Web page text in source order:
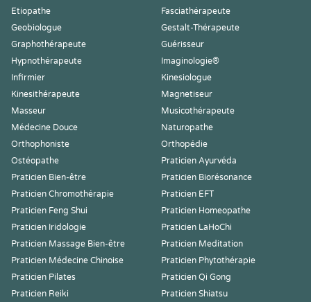
Etiopathe
Fasciathérapeute
Geobiologue
Gestalt-Thérapeute
Graphothérapeute
Guérisseur
Hypnothérapeute
Imaginologie®
Infirmier
Kinesiologue
Kinesithérapeute
Magnetiseur
Masseur
Musicothérapeute
Médecine Douce
Naturopathe
Orthophoniste
Orthopédie
Ostéopathe
Praticien Ayurvéda
Praticien Bien-être
Praticien Biorésonance
Praticien Chromothérapie
Praticien EFT
Praticien Feng Shui
Praticien Homeopathe
Praticien Iridologie
Praticien LaHoChi
Praticien Massage Bien-être
Praticien Meditation
Praticien Médecine Chinoise
Praticien Phytothérapie
Praticien Pilates
Praticien Qi Gong
Praticien Reiki
Praticien Shiatsu